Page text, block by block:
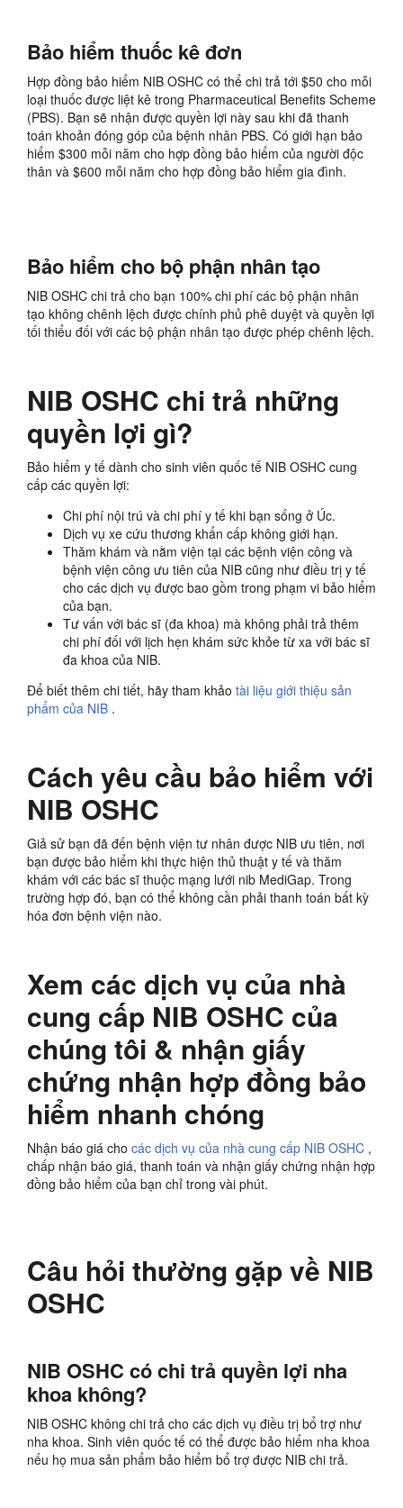
Bảo hiểm thuốc kê đơn
Hợp đồng bảo hiểm NIB OSHC có thể chi trả tới $50 cho mỗi
loại thuốc được liệt kê trong Pharmaceutical Benefits Scheme
(PBS). Bạn sẽ nhận được quyền lợi này sau khi đã thanh
toán khoản đóng góp của bệnh nhân PBS. Có giới hạn bảo
hiểm $300 mỗi năm cho hợp đồng bảo hiểm của người độc
thân và $600 mỗi năm cho hợp đồng bảo hiểm gia đình.
Bảo hiểm cho bộ phận nhân tạo
NIB OSHC chi trả cho bạn 100% chi phí các bộ phận nhân
tạo không chênh lệch được chính phủ phê duyệt và quyền lợi
tối thiểu đối với các bộ phận nhân tạo được phép chênh lệch.
NIB OSHC chi trả những
quyền lợi gì?
Bảo hiểm y tế dành cho sinh viên quốc tế NIB OSHC cung
cấp các quyền lợi:
Chi phí nội trú và chi phí y tế khi bạn sống ở Úc.
Dịch vụ xe cứu thương khẩn cấp không giới hạn.
Thăm khám và nằm viện tại các bệnh viện công và
bệnh viện công ưu tiên của NIB cũng như điều trị y tế
cho các dịch vụ được bao gồm trong phạm vi bảo hiểm
của bạn.
Tư vấn với bác sĩ (đa khoa) mà không phải trả thêm
chi phí đối với lịch hẹn khám sức khỏe từ xa với bác sĩ
đa khoa của NIB.
Để biết thêm chi tiết, hãy tham khảo tài liệu giới thiệu sản
phẩm của NIB .
Cách yêu cầu bảo hiểm với
NIB OSHC
Giả sử bạn đã đến bệnh viện tư nhân được NIB ưu tiên, nơi
bạn được bảo hiểm khi thực hiện thủ thuật y tế và thăm
khám với các bác sĩ thuộc mạng lưới nib MediGap. Trong
trường hợp đó, bạn có thể không cần phải thanh toán bất kỳ
hóa đơn bệnh viện nào.
Xem các dịch vụ của nhà
cung cấp NIB OSHC của
chúng tôi & nhận giấy
chứng nhận hợp đồng bảo
hiểm nhanh chóng
Nhận báo giá cho các dịch vụ của nhà cung cấp NIB OSHC ,
chấp nhận báo giá, thanh toán và nhận giấy chứng nhận hợp
đồng bảo hiểm của bạn chỉ trong vài phút.
Câu hỏi thường gặp về NIB
OSHC
NIB OSHC có chi trả quyền lợi nha
khoa không?
NIB OSHC không chi trả cho các dịch vụ điều trị bổ trợ như
nha khoa. Sinh viên quốc tế có thể được bảo hiểm nha khoa
nếu họ mua sản phẩm bảo hiểm bổ trợ được NIB chi trả.